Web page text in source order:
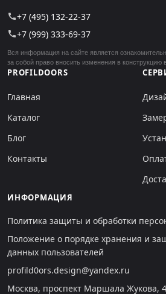
call+7 (495) 132-22-37
call+7 (999) 333-69-37
Вся информация на сайте является
за собой право вносить изменения в конструкцию
PROFILDOORS
Главная
Каталог
Блог
Контакты
ИНФОРМАЦИЯ
Политика защиты и обработки
Положение о порядке хранения и
данных пользователей
profild0ors.design@yandex.ru
Москва, проспект Маршала Жукова,